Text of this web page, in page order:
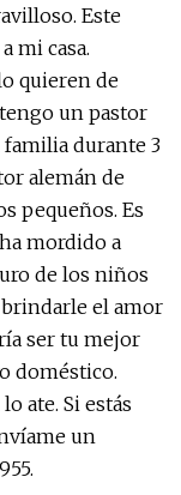
Este
mi casa.
quieren de
un pastor
familia durante 3
alemán de
pequeños. Es
mordido a
de los niños
brindarle el amor
ser tu mejor
doméstico.
ate. Si estás
un